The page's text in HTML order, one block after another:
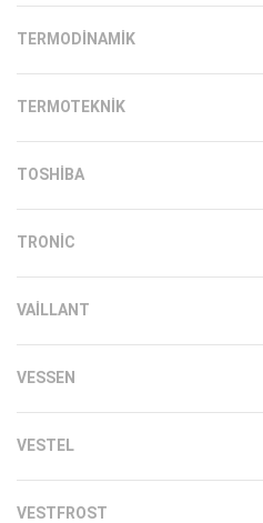
TERMODINAMIK
TERMOTEKNIK
TOSHIBA
TRONIC
VAILLANT
VESSEN
VESTEL
VESTFROST